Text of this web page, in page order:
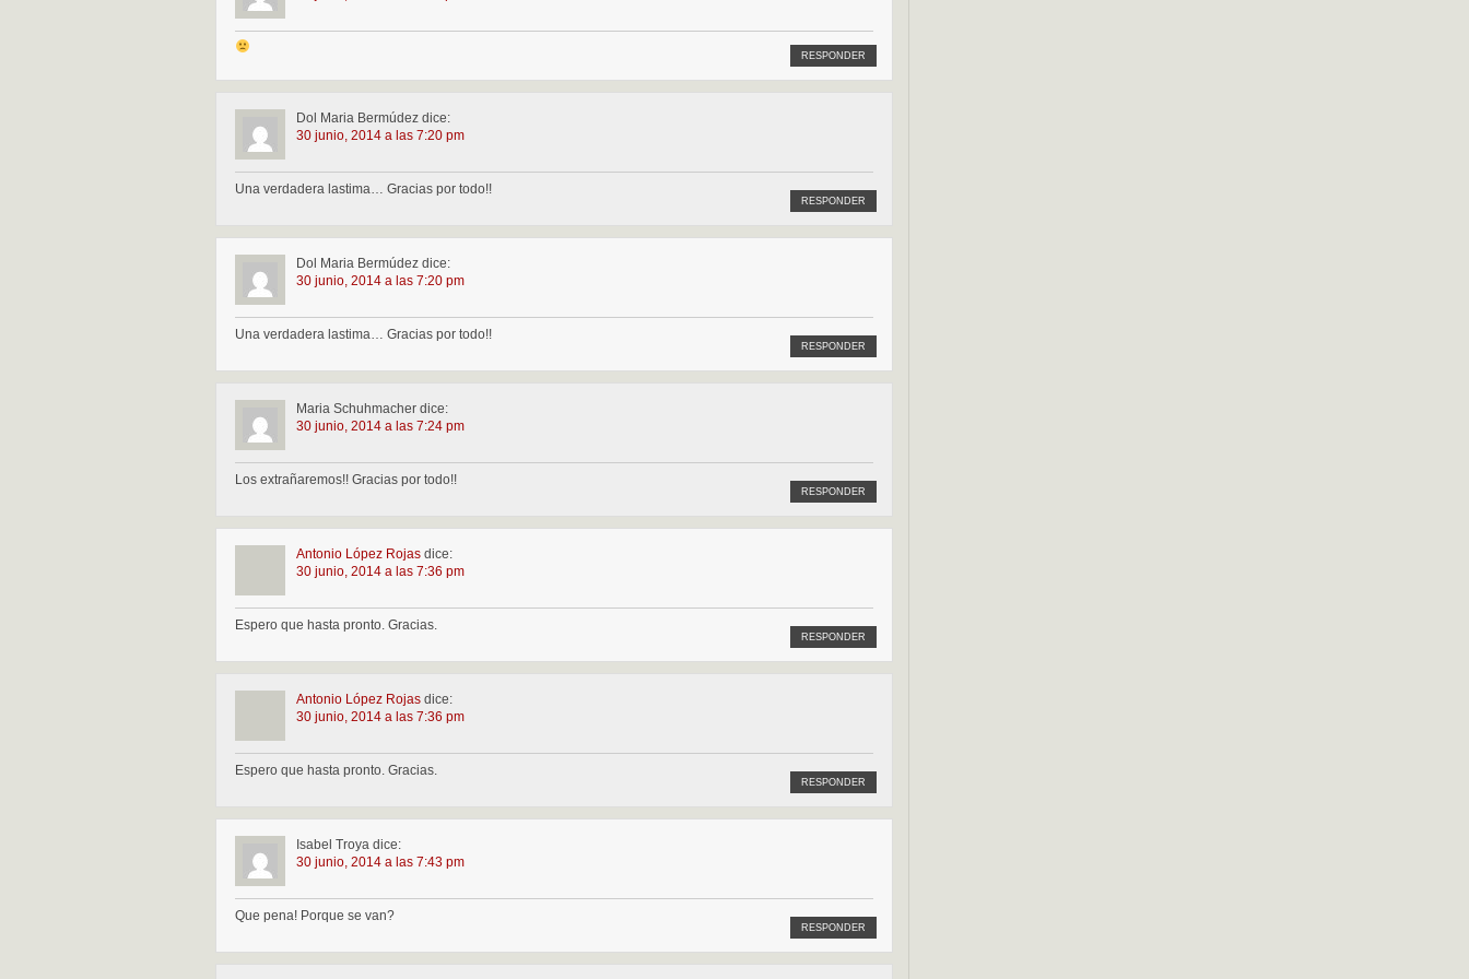
RESPONDER
Dol Maria Bermúdez dice:
30 junio, 2014 a las 7:20 pm
Una verdadera lastima… Gracias por todo!!
RESPONDER
Dol Maria Bermúdez dice:
30 junio, 2014 a las 7:20 pm
Una verdadera lastima… Gracias por todo!!
RESPONDER
Maria Schuhmacher dice:
30 junio, 2014 a las 7:24 pm
Los extrañaremos!! Gracias por todo!!
RESPONDER
Antonio López Rojas dice:
30 junio, 2014 a las 7:36 pm
Espero que hasta pronto. Gracias.
RESPONDER
Antonio López Rojas dice:
30 junio, 2014 a las 7:36 pm
Espero que hasta pronto. Gracias.
RESPONDER
Isabel Troya dice:
30 junio, 2014 a las 7:43 pm
Que pena! Porque se van?
RESPONDER